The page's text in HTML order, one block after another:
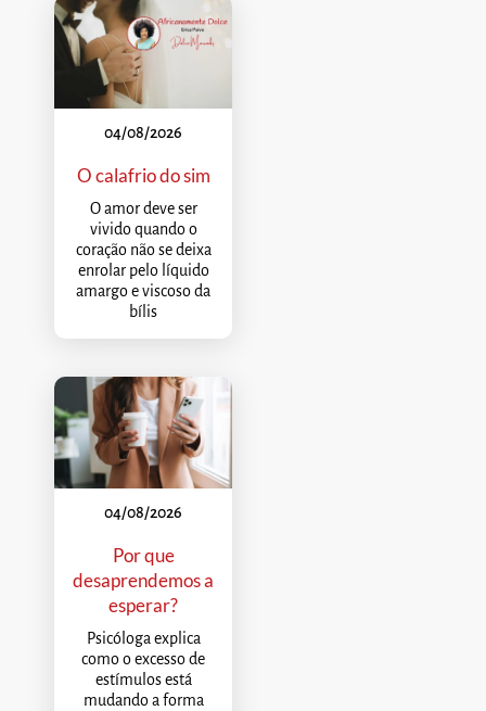
04/08/2026
O calafrio do sim
O amor deve ser
vivido quando o
coração não se deixa
enrolar pelo líquido
amargo e viscoso da
bílis
04/08/2026
Por que
desaprendemos a
esperar?
Psicóloga explica
como o excesso de
estímulos está
mudando a forma